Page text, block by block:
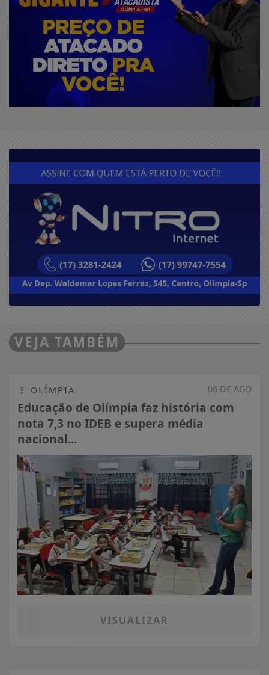
VEJA TAMBÉM
06 DE AGO
OLÍMPIA
Educação de Olímpia faz história com
nota 7,3 no IDEB e supera média
nacional...
VISUALIZAR